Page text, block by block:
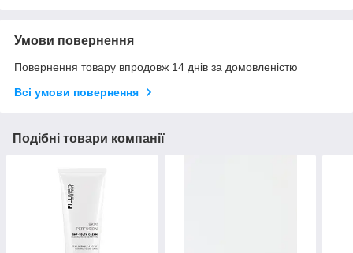
Умови повернення
Повернення товару впродовж 14 днів за домовленістю
Всі умови повернення
Подібні товари компанії